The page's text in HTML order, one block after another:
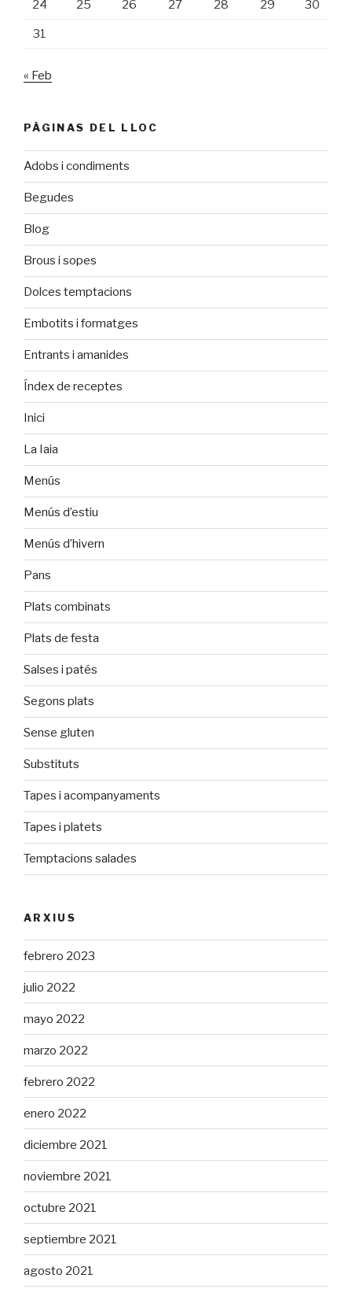
24 25 26 27 28 29 30
31
« Feb
PÀGINAS DEL LLOC
Adobs i condiments
Begudes
Blog
Brous i sopes
Dolces temptacions
Embotits i formatges
Entrants i amanides
Índex de receptes
Inici
La Iaia
Menús
Menús d’estiu
Menús d’hivern
Pans
Plats combinats
Plats de festa
Salses i patés
Segons plats
Sense gluten
Substituts
Tapes i acompanyaments
Tapes i platets
Temptacions salades
ARXIUS
febrero 2023
julio 2022
mayo 2022
marzo 2022
febrero 2022
enero 2022
diciembre 2021
noviembre 2021
octubre 2021
septiembre 2021
agosto 2021